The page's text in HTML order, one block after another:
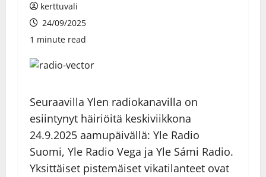
kerttuvali
24/09/2025
1 minute read
Seuraavilla Ylen radiokanavilla on
esiintynyt häiriöitä keskiviikkona
24.9.2025 aamupäivällä: Yle Radio
Suomi, Yle Radio Vega ja Yle Sámi Radio.
Yksittäiset pistemäiset vikatilanteet ovat